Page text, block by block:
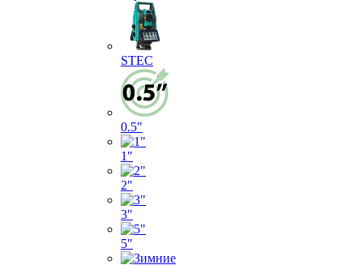
STEC
0.5"
1"
2"
3"
5"